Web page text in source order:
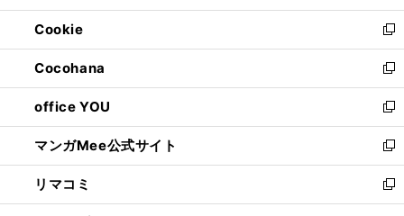
開
く
ウ
で
開
く
ン
ド
ウ
で
開
く
ウ
ィ
ン
ド
ウ
で
開
く
Cookie
新
し
い
ウ
ィ
ン
ド
ウ
で
開
Cocohana
新
し
い
ウ
ィ
ン
ド
ウ
office YOU
新
し
い
ウ
ィ
ン
マンガMee公式サイト
新
し
い
ウ
リマコミ
新
し